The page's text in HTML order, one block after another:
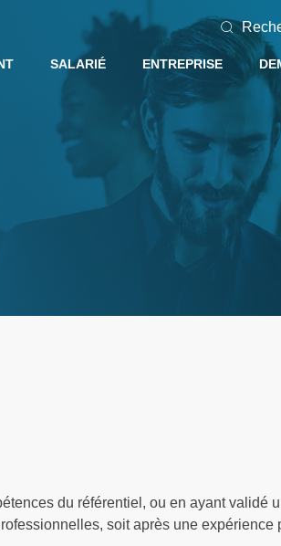
SALARIÉ ENTREPRISE
du référentiel, ou en ayant validé
soit après une expérience